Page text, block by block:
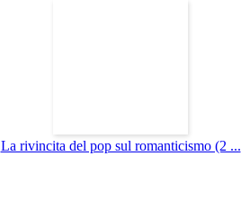
La rivincita del pop sul romanticismo (2 ...